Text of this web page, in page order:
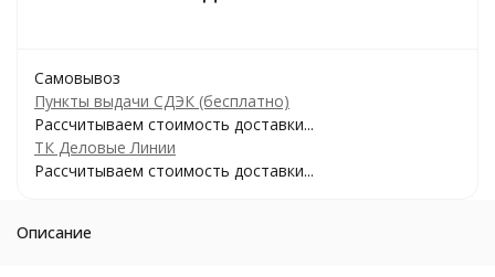
Самовывоз
Пункты выдачи СДЭК (бесплатно)
Рассчитываем стоимость доставки...
ТК Деловые Линии
Рассчитываем стоимость доставки...
Описание